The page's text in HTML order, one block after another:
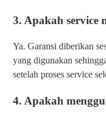
3. Apakah service
Ya. Garansi diberikan
yang digunakan
setelah proses service
4. Apakah